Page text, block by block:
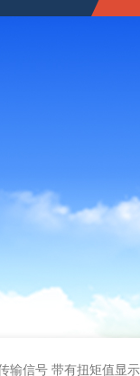
输信号 带有扭矩值显